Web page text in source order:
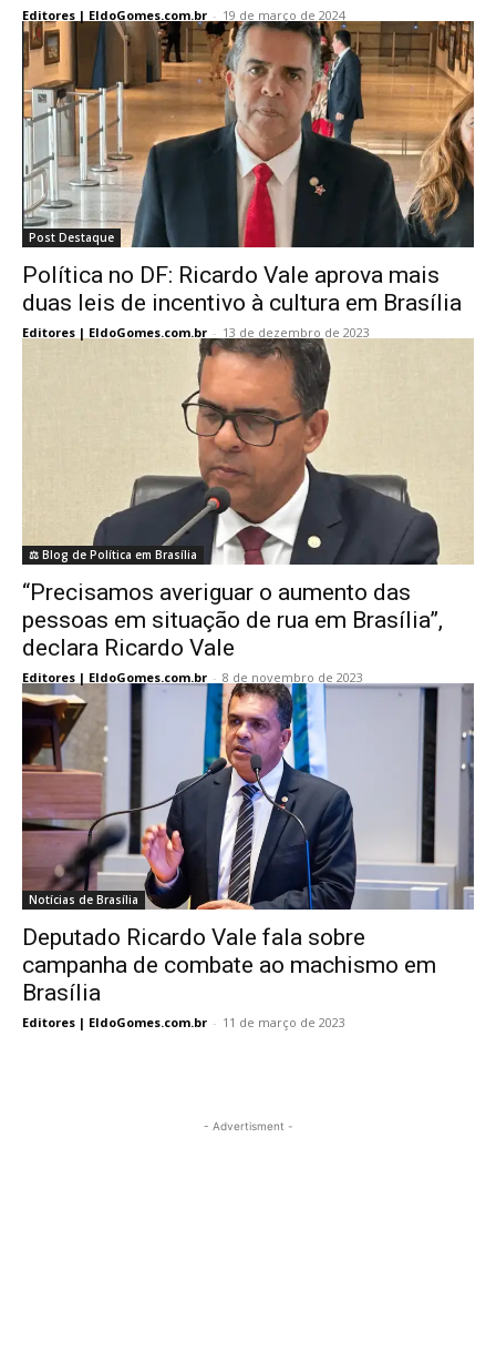
Editores | EldoGomes.com.br - 19 de março de 2024
Post Destaque
Política no DF: Ricardo Vale aprova mais
duas leis de incentivo à cultura em Brasília
Editores | EldoGomes.com.br - 13 de dezembro de 2023
⚖️ Blog de Política em Brasília
“Precisamos averiguar o aumento das
pessoas em situação de rua em Brasília”,
declara Ricardo Vale
Editores | EldoGomes.com.br - 8 de novembro de 2023
Notícias de Brasília
Deputado Ricardo Vale fala sobre
campanha de combate ao machismo em
Brasília
Editores | EldoGomes.com.br - 11 de março de 2023
- Advertisment -